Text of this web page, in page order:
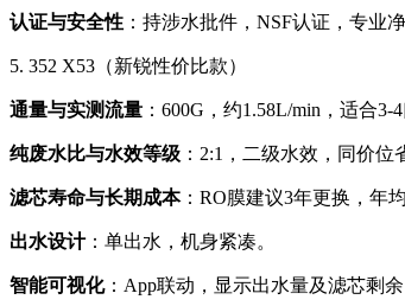
认证与安全性 ：持涉水批件，NSF认证，专业
5. 352 X53（新锐性价比款）
通量与实测流量 ：600G，约1.58L/min，适合3-4
纯废水比与水效等级 ：2:1，二级水效，同价位
滤芯寿命与长期成本：RO膜建议3年更换，年均
出水设计：单出水，机身紧凑。
智能可视化：App联动，显示出水量及滤芯剩余